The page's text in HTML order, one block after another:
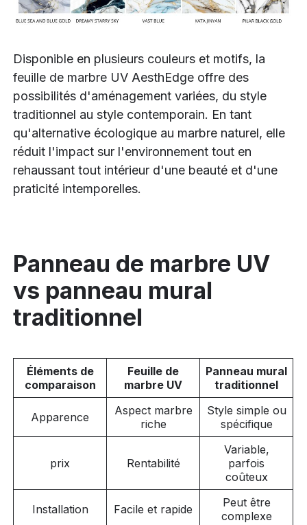
Disponible en plusieurs couleurs et motifs, la
feuille de marbre UV AesthEdge offre des
possibilités d'aménagement variées, du style
traditionnel au style contemporain. En tant
qu'alternative écologique au marbre naturel, elle
réduit l'impact sur l'environnement tout en
rehaussant tout intérieur d'une beauté et d'une
praticité intemporelles.
Panneau de marbre UV
vs panneau mural
traditionnel
Éléments de
comparaison
Feuille de
marbre UV
Panneau mural
traditionnel
Apparence
Aspect marbre
riche
Style simple ou
spécifique
prix Rentabilité
Variable,
parfois
coûteux
Installation Facile et rapide
Peut être
complexe